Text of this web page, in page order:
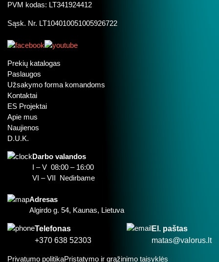
PVM kodas: LT341924412
Sąsk. Nr. LT104010051005926722
Prekių katalogas
Paslaugos
Užsakymo forma komandoms
Kontaktai
ES Projektai
Apie mus
Naujienos
D.U.K.
Darbo valandos
I – V 08:00 – 16:00
VI – VII Nedirbame
Adresas
Algirdo g. 54, Kaunas, Lietuva
Telefonas
+370 638 52303
El. paštas
matas@valorus.lt
Privatumo politikaPristatymo ir grąžinimo taisyklės